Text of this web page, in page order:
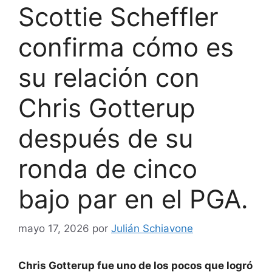
Scottie Scheffler
confirma cómo es
su relación con
Chris Gotterup
después de su
ronda de cinco
bajo par en el PGA.
mayo 17, 2026 por Julián Schiavone
Chris Gotterup fue uno de los pocos que logró